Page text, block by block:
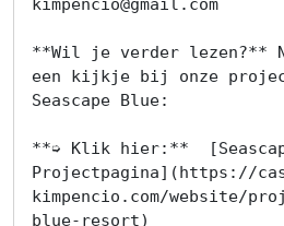
kimpencio@gmail.com
**Wil je verder lezen?**
een kijkje bij onze
Seascape Blue:
**➭ Klik hier:**
Projectpagina](https://
kimpencio.com/website/